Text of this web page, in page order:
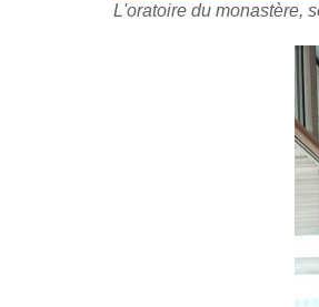
L'oratoire du monastère,